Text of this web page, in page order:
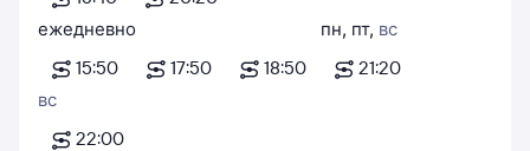
ежедневно
15:50
17:50 18:50
пн, пт, вс
21:20
вс
22:00